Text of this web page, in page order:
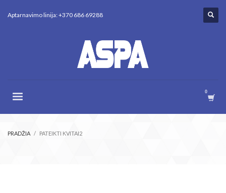
Aptarnavimo linija: +370 686 69288
PRADŽIA PATEIKTI KVITAI2